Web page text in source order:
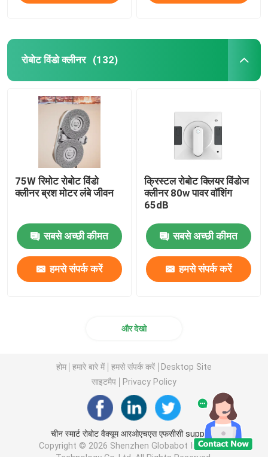
रोबोट विंडो क्लीनर (132)
75W रिमोट रोबोट विंडो
क्लीनर ब्रश मोटर लंबे जीवन
सबसे अच्छी कीमत
हमसे संपर्क करें
क्रिस्टल रोबोट क्लियर विंडोज
क्लीनर 80w पावर वॉशिंग
65dB
सबसे अच्छी कीमत
हमसे संपर्क करें
और देखो
होम हमारे बारे में हमसे संपर्क करें
Desktop Site
साइटमैप
Privacy Policy
चीन स्मार्ट रोबोट वैक्यूम आरओएचएस एफसीसी supplier.
Copyright © 2026 Shenzhen Globabot Intelligent